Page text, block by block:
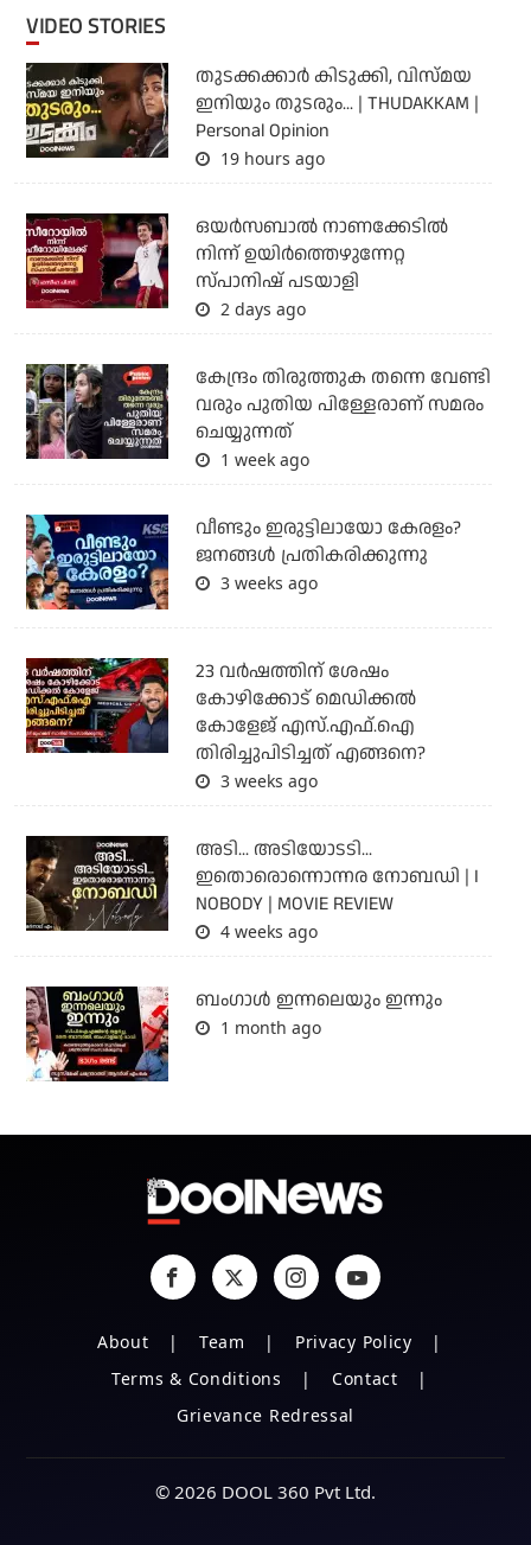
VIDEO STORIES
തുടക്കക്കാര്‍ കിടുക്കി, വിസ്മയ
ഇനിയും തുടരും... | THUDAKKAM |
Personal Opinion
19 hours ago
ഒയര്‍സബാൽ നാണക്കേടിൽ
നിന്ന് ഉയിർത്തെഴുന്നേറ്റ
സ്പാനിഷ് പടയാളി
2 days ago
കേന്ദ്രം തിരുത്തുക തന്നെ വേണ്ടി
വരും പുതിയ പിള്ളേരാണ് സമരം
ചെയ്യുന്നത്
1 week ago
വീണ്ടും ഇരുട്ടിലായോ കേരളം?
ജനങ്ങൾ പ്രതികരിക്കുന്നു
3 weeks ago
23 വർഷത്തിന് ശേഷം
കോഴിക്കോട് മെഡിക്കൽ
കോളേജ് എസ്.എഫ്.ഐ
തിരിച്ചുപിടിച്ചത് എങ്ങനെ?
3 weeks ago
അടി... അടിയോടടി...
ഇതൊരൊന്നൊന്നര നോബഡി | I
NOBODY | MOVIE REVIEW
4 weeks ago
ബംഗാള്‍ ഇന്നലെയും ഇന്നും
1 month ago
About Team
Privacy Policy
Terms & Conditions
Contact
Grievance Redressal
© 2026 DOOL 360 Pvt Ltd.